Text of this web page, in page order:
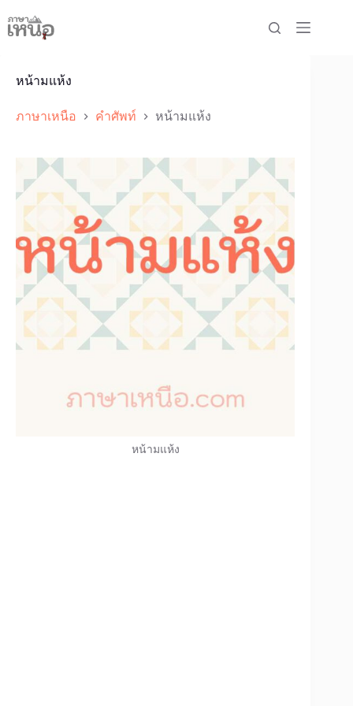
to
content
หน้ามแห้ง
ภาษาเหนือ คำศัพท์ หน้ามแห้ง
หน้ามแห้ง